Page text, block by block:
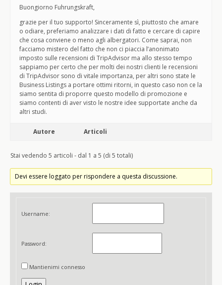
Buongiorno Fuhrungskraft,
grazie per il tuo supporto! Sinceramente sì, piuttosto che amare
o odiare, preferiamo analizzare i dati di fatto e cercare di capire
che cosa conviene o meno agli albergatori. Come saprai, non
facciamo mistero del fatto che non ci piaccia l’anonimato
imposto sulle recensioni di TripAdvisor ma allo stesso tempo
sappiamo per certo che per molti dei nostri clienti le recensioni
di TripAdvisor sono di vitale importanza, per altri sono state le
Business Listings a portare ottimi ritorni, in questo caso non ce la
siamo sentita di proporre questo modello di promozione e
siamo contenti di aver visto le nostre idee supportate anche da
altri studi.
Autore Articoli
Stai vedendo 5 articoli - dal 1 a 5 (di 5 totali)
Devi essere loggato per rispondere a questa discussione.
Username:
Password:
Mantienimi connesso